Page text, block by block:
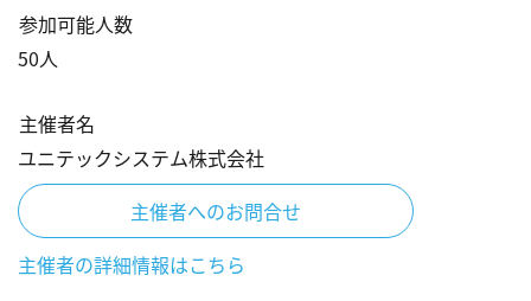
参加可能人数
50人
主催者名
ユニテックシステム株式会社
主催者へのお問合せ
主催者の詳細情報はこちら